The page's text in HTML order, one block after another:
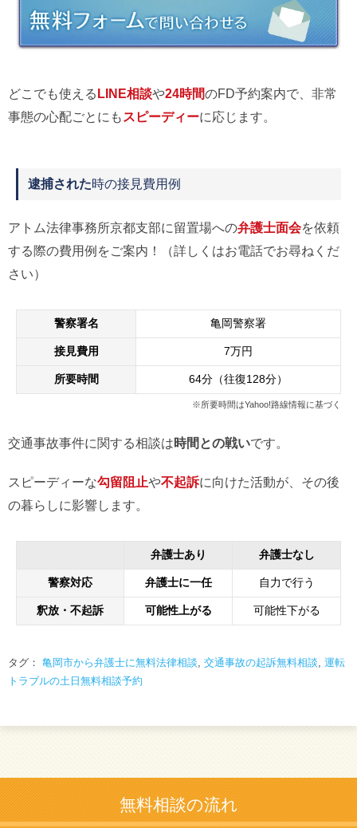
どこでも使えるLINE相談や24時間のFD予約案内で、非常
事態の心配ごとにも スピーディーに応じます。
逮捕された時の接見費用例
アトム法律事務所京都支部に留置場への弁護士面会を依頼
する際の費用例をご案内！（詳しくはお電話でお尋ねくだ
さい）
警察署名 亀岡警察署
接見費用 7万円
所要時間 64分（往復128分）
※所要時間はYahoo!路線情報に基づく
交通事故事件に関する相談は時間との戦いです。
スピーディーな勾留阻止や不起訴に向けた活動が、その後
の暮らしに影響します。
弁護士あり 弁護士なし
警察対応 弁護士に一任 自力で行う
釈放・不起訴 可能性上がる 可能性下がる
タグ： 亀岡市から弁護士に無料法律相談 交通事故の起訴無料相談 運転
トラブルの土日無料相談予約
無料相談の流れ